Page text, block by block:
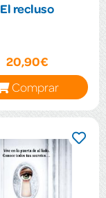
El recluso
20,90€
Comprar